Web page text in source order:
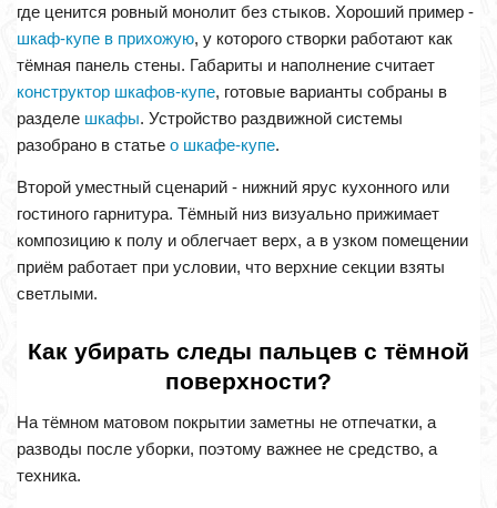
где ценится ровный монолит без стыков. Хороший пример -
шкаф-купе в прихожую, у которого створки работают как
тёмная панель стены. Габариты и наполнение считает
конструктор шкафов-купе, готовые варианты собраны в
разделе шкафы. Устройство раздвижной системы
разобрано в статье о шкафе-купе.
Второй уместный сценарий - нижний ярус кухонного или
гостиного гарнитура. Тёмный низ визуально прижимает
композицию к полу и облегчает верх, а в узком помещении
приём работает при условии, что верхние секции взяты
светлыми.
Как убирать следы пальцев с тёмной
поверхности?
На тёмном матовом покрытии заметны не отпечатки, а
разводы после уборки, поэтому важнее не средство, а
техника.